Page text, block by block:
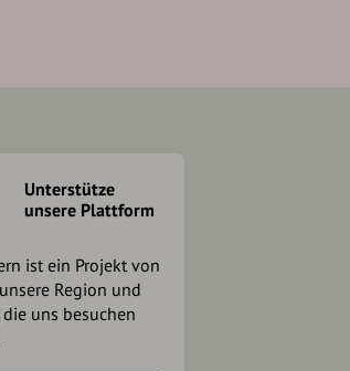
Unterstütze
unsere Plattform
ist ein Projekt von
Region und
uns besuchen